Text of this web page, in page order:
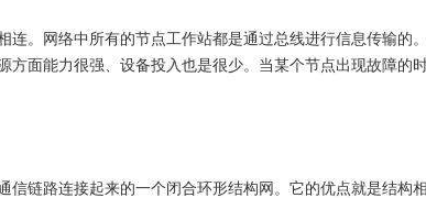
连。网络中所有的节点工作站都是通过总线进行信息传输的
方面能力很强、设备投入也是很少。当某个节点出现故障的
链路连接起来的一个闭合环形结构网。它的优点就是结构